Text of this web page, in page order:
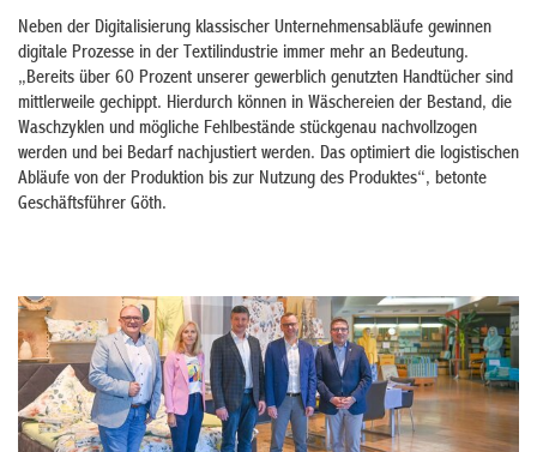
Neben der Digitalisierung klassischer Unternehmensabläufe gewinnen
digitale Prozesse in der Textilindustrie immer mehr an Bedeutung.
„Bereits über 60 Prozent unserer gewerblich genutzten Handtücher sind
mittlerweile gechippt. Hierdurch können in Wäschereien der Bestand, die
Waschzyklen und mögliche Fehlbestände stückgenau nachvollzogen
werden und bei Bedarf nachjustiert werden. Das optimiert die logistischen
Abläufe von der Produktion bis zur Nutzung des Produktes“, betonte
Geschäftsführer Göth.